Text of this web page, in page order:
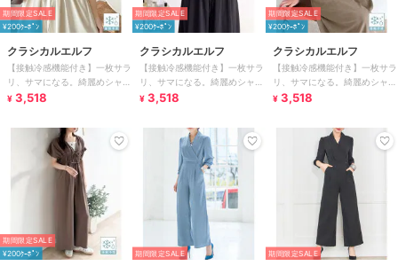
期間限定SALE
¥200ｸｰﾎﾟﾝ
クラシカルエルフ
【接触冷感機能付き】一枚サラ
リ、サマになる。綺麗めシャー
リングリボンオールインワン
¥ 3,518
期間限定SALE
¥200ｸｰﾎﾟﾝ
クラシカルエルフ
【接触冷感機能付き】一枚サラ
リ、サマになる。綺麗めシャー
リングリボンオールインワン
¥ 3,518
期間限定SALE
¥200ｸｰﾎﾟﾝ
クラシカルエルフ
【接触冷感機能付き】一枚サラ
リ、サマになる。綺麗めシャー
リングリボンオールインワン
¥ 3,518
期間限定SALE
¥200ｸｰﾎﾟﾝ
期間限定SALE 期間限定SALE